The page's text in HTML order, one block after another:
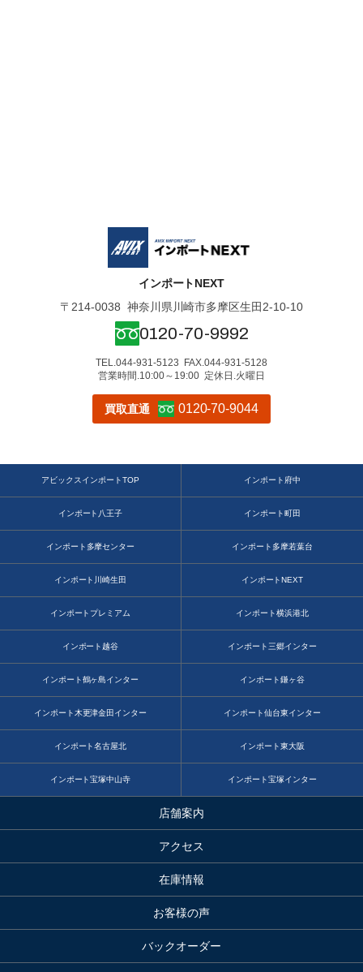
インポートNEXT
〒214-0038 神奈川県川崎市多摩区生田2-10-10
0120-70-9992
TEL.044-931-5123 FAX.044-931-5128
営業時間.10:00～19:00 定休日.火曜日
買取直通 0120-70-9044
アビックスインポートTOP インポート府中
インポート八王子 インポート町田
インポート多摩センター インポート多摩若葉台
インポート川崎生田 インポートNEXT
インポートプレミアム インポート横浜港北
インポート越谷 インポート三郷インター
インポート鶴ヶ島インター インポート鎌ヶ谷
インポート木更津金田インター インポート仙台東インター
インポート名古屋北 インポート東大阪
インポート宝塚中山寺 インポート宝塚インター
店舗案内
アクセス
在庫情報
お客様の声
バックオーダー